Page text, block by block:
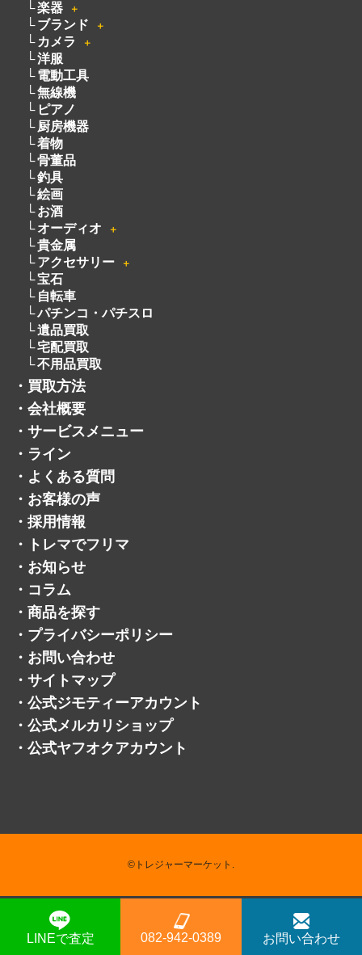
楽器 ＋
ブランド ＋
カメラ ＋
洋服
電動工具
無線機
ピアノ
厨房機器
着物
骨董品
釣具
絵画
お酒
オーディオ
＋
貴金属
アクセサリー
＋
宝石
自転車
パチンコ・パチスロ
遺品買取
宅配買取
不用品買取
・ 買取方法
・ 会社概要
・ サービスメニュー
・ ライン
・ よくある質問
・ お客様の声
・ 採用情報
・
トレマでフリマ
・ お知らせ
・ コラム
・ 商品を探す
・ プライバシーポリシー
・ お問い合わせ
・ サイトマップ
・ 公式ジモティーアカウント
・ 公式メルカリショップ
・ 公式ヤフオクアカウント
©トレジャーマーケット.
LINEで査定 082-942-0389 お問い合わせ